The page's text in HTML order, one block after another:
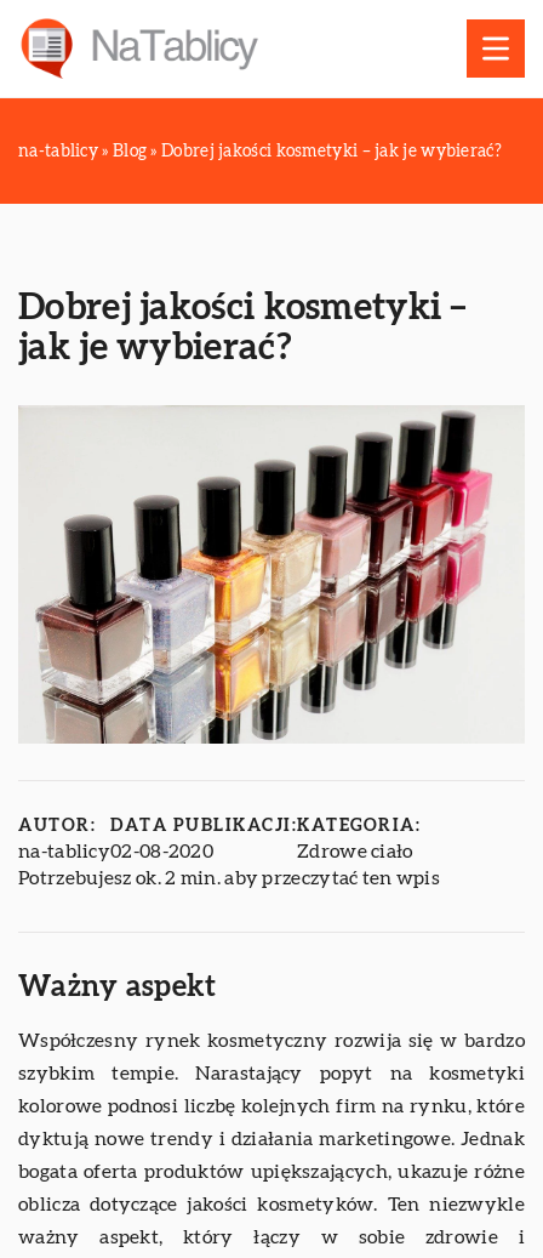
na-tablicy » Blog »Dobrej jakości kosmetyki – jak je wybierać?
Dobrej jakości kosmetyki –
jak je wybierać?
AUTOR:
na-tablicy
DATA PUBLIKACJI:
02-08-2020
KATEGORIA:
Zdrowe ciało
Potrzebujesz ok. 2 min. aby przeczytać ten wpis
Ważny aspekt
Współczesny rynek kosmetyczny rozwija się w bardzo
szybkim tempie. Narastający popyt na kosmetyki
kolorowe podnosi liczbę kolejnych firm na rynku, które
dyktują nowe trendy i działania marketingowe. Jednak
bogata oferta produktów upiększających, ukazuje różne
oblicza dotyczące jakości kosmetyków. Ten niezwykle
ważny aspekt, który łączy w sobie zdrowie i